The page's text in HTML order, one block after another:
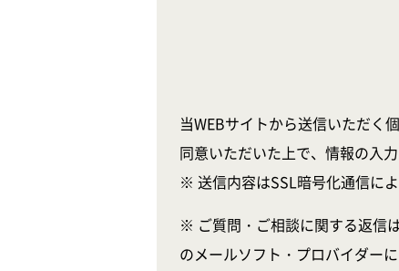
当WEBサイトから送信いただく
同意いただいた上で、情報の入
※ 送信内容はSSL暗号化通信に
※ ご質問・ご相談に関する返信
のメールソフト・プロバイダー